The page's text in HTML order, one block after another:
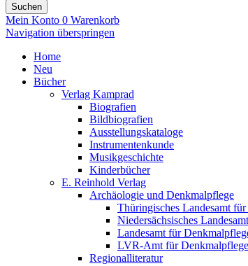
Suchen
Mein Konto 0 Warenkorb
Navigation überspringen
Home
Neu
Bücher
Verlag Kamprad
Biografien
Bildbiografien
Ausstellungskataloge
Instrumentenkunde
Musikgeschichte
Kinderbücher
E. Reinhold Verlag
Archäologie und Denkmalpflege
Thüringisches Landesamt
Niedersächsisches
Landesamt für
LVR-Amt für
Regionalliteratur